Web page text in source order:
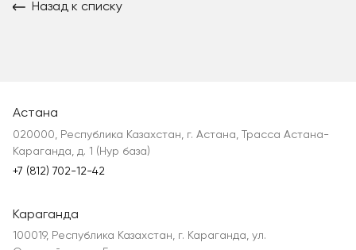
Назад к списку
Астана
020000, Республика Казахстан, г. Астана, Трасса Астана-
Караганда, д. 1 (Нур база)
+7 (812) 702-12-42
Караганда
100019, Республика Казахстан, г. Караганда, ул.